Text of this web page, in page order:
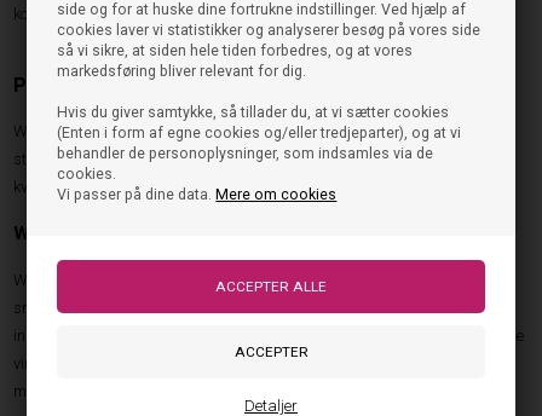
side og for at huske dine fortrukne indstillinger. Ved hjælp af
cookies laver vi statistikker og analyserer besøg på vores side
så vi sikre, at siden hele tiden forbedres, og at vores
markedsføring bliver relevant for dig.
Hvis du giver samtykke, så tillader du, at vi sætter cookies
(Enten i form af egne cookies og/eller tredjeparter), og at vi
behandler de personoplysninger, som indsamles via de
cookies.
Vi passer på dine data. Mere om cookies
Detaljer
kontoret som til weekendens aktiviteter.
Populære Woden vinterstøvler
Woden tilbyder flere forskellige vinterstøvler, der hver især har deres egne
styrker og designmæssige særpræg. Fælles for dem alle er fokus på
kvalitet, komfort og funktionalitet.
Woden Vinterstøvle Isa Lace
Woden Vinterstøvle Isa Lace er en moderne vinterstøvle med et klassisk
snøredesign. Snørelukningen giver mulighed for at tilpasse pasformen
individuelt, mens den robuste konstruktion gør modellen velegnet til de kolde
vintermåneder. Isa Lace er et oplagt valg til kvinder, der ønsker en støvle
med både komfort og et tidløst udtryk.